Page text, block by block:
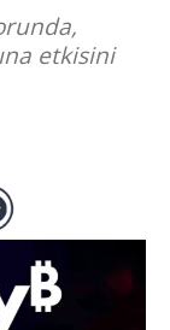
etkisini